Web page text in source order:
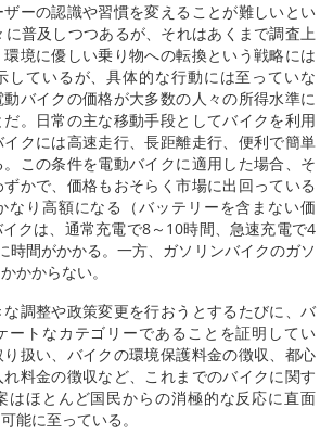
ーの認識や習慣を変えることが難しいとい
に普及しつつあるが、それはあくまで調査上
境に優しい乗り物への転換という戦略には
しているが、具体的な行動には至っていな
バイクの価格が大多数の人々の所得水準に
。日常の主な移動手段としてバイクを利用
クには高速走行、長距離走行、便利で簡単
この条件を電動バイクに適用した場合、そ
かで、価格もおそらく市場に出回っている
なり高額になる（バッテリーを含まない価
クは、通常充電で8～10時間、急速充電で4
時間がかかる。一方、ガソリンバイクのガソ
かからない。
調整や政策変更を行おうとするたびに、バ
ートなカテゴリーであることを証明してい
扱い、バイクの環境保護料金の徴収、都心
料金の徴収など、これまでのバイクに関す
はほとんど国民からの消極的な反応に直面
能に至っている。